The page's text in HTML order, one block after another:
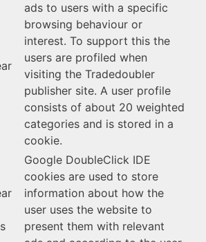
ads to users with a specific
browsing behaviour or
interest. To support this the
users are profiled when
visiting the Tradedoubler
publisher site. A user profile
consists of about 20 weighted
categories and is stored in a
cookie.
Google DoubleClick IDE
cookies are used to store
information about how the
user uses the website to
present them with relevant